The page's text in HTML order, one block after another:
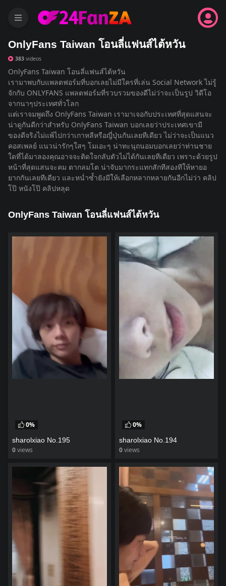
menu
OnlyFans Taiwan โอนลี่แฟนส์ไต้หวัน
383videos
OnlyFans Taiwan โอนลี่แฟนส์ไต้หวัน
เรามาพบกับแพลตฟอร์มที่บอกเลยไม่มีใครที่เล่น Social Network ไม่รู้
จักกับ ONLYFANS แพลตฟอร์มที่รวบรวมของดีไม่ว่าจะเป็นรูป วิดีโอ
จากนาๆประเทศทั่วโลก
แต่เราจมพูดถึง OnlyFans Taiwan เรามาเจอกับประเทศที่สุดแสนจะ
น่าดูกันดีกว่าสำหรับ OnlyFans Taiwan บอกเลยว่าประเทศเขามี
ของดีจริงไม่แพ้ไปกว่าเกาหลีหรือญี่ปุ่นกันเลยทีเดียว ไม่ว่าจะเป็นแนว
คอสเพลย์ แนวน่ารักๆใสๆ โมเอะๆ น่าทะนุถนอมบอกเลยว่าท่านชาย
ใดที่ได้มาลองคุณอาจจะติดใจกลับตัวไม่ได้กันเลยทีเดียว เพราะด้วยรูป
หน้าที่สุดแสนจะคม ตากลมโต น่าจับมากระแทกสักทีสองทีให้หายอ
ยากกันเลยทีเดียว และหน่ำซ้ำยังมีให้เลือกหลากหลายกันอีกไม่ว่า คลิป
โป๊ หนังโป๊ คลิปหลุด
OnlyFans Taiwan โอนลี่แฟนส์ไต้หวัน
0%
sharolxiao No.195
0views
0%
sharolxiao No.194
0views